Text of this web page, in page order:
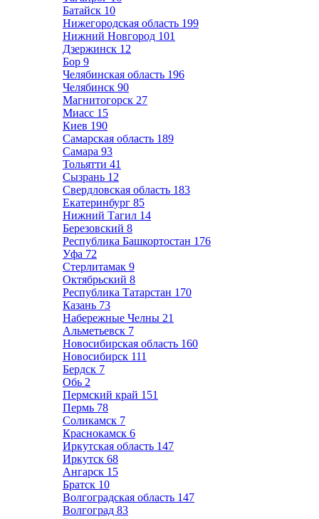
Батайск 10
Нижегородская область 199
Нижний Новгород 101
Дзержинск 12
Бор 9
Челябинская область 196
Челябинск 90
Магнитогорск 27
Миасс 15
Киев 190
Самарская область 189
Самара 93
Тольятти 41
Сызрань 12
Свердловская область 183
Екатеринбург 85
Нижний Тагил 14
Березовский 8
Республика Башкортостан 176
Уфа 72
Стерлитамак 9
Октябрьский 8
Республика Татарстан 170
Казань 73
Набережные Челны 21
Альметьевск 7
Новосибирская область 160
Новосибирск 111
Бердск 7
Обь 2
Пермский край 151
Пермь 78
Соликамск 7
Краснокамск 6
Иркутская область 147
Иркутск 68
Ангарск 15
Братск 10
Волгоградская область 147
Волгоград 83